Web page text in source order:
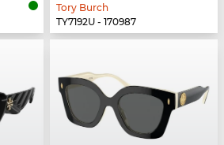
Tory Burch
TY7192U - 170987